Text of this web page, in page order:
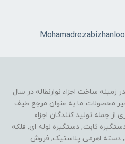
ساخت اجزاء نوارنقاله در سال
که در ۲۰ سال اخیر محصولات ما به عنوان مرجع طیف
جمله تولید کنندگان اجزاء
ثابت, دستگیره لوله ای, فلکه
دسته اهرمی پلاستیک, فروش